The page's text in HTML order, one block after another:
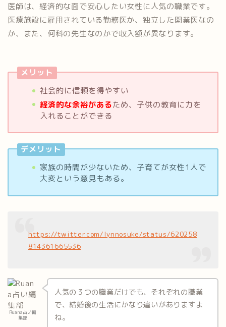
医師は、経済的な面で安心したい女性に人気の職業です。
医療施設に雇用されている勤務医か、独立した開業医なの
か、また、何科の先生なのかで収入額が異なります。
メリット
社会的に信頼を得やすい
経済的な余裕があるため、子供の教育に力を
入れることができる
デメリット
家族の時間が少ないため、子育てが女性1人で
大変という意見もある。
https://twitter.com/lynnosuke/status/620258
814361665536
Ruana占い編
集部
人気の３つの職業だけでも、それぞれの職業
で、結婚後の生活にかなり違いがありますよ
ね。